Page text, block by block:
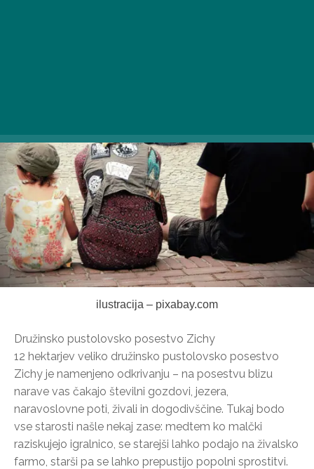
ilustracija – pixabay.com
Družinsko pustolovsko posestvo Zichy
12 hektarjev veliko družinsko pustolovsko posestvo
Zichy je namenjeno odkrivanju – na posestvu blizu
narave vas čakajo številni gozdovi, jezera,
naravoslovne poti, živali in dogodivščine. Tukaj bodo
vse starosti našle nekaj zase: medtem ko malčki
raziskujejo igralnico, se starejši lahko podajo na živalsko
farmo, starši pa se lahko prepustijo popolni sprostitvi.